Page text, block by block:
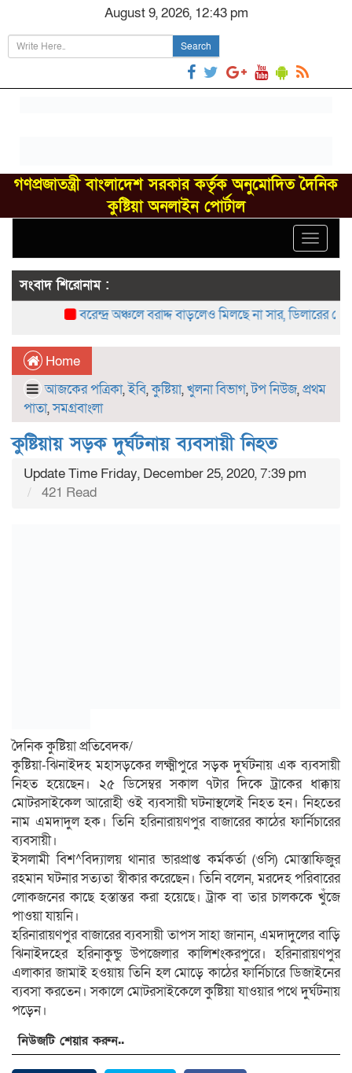
August 9, 2026, 12:43 pm
Search
গণপ্রজাতন্ত্রী বাংলাদেশ সরকার কর্তৃক অনুমোদিত দৈনিক
কুষ্টিয়া অনলাইন পোর্টাল
Toggle
সংবাদ শিরোনাম :
বরেন্দ্র অঞ্চলে বরাদ্দ বাড়লেও মিলছে না সার, ডিলারের
Home
আজকের পত্রিকা,ইবি,কুষ্টিয়া,খুলনা বিভাগ,টপ নিউজ,প্রথম
পাতা,সমগ্রবাংলা
কুষ্টিয়ায় সড়ক দুর্ঘটনায় ব্যবসায়ী নিহত
Update Time Friday, December 25, 2020, 7:39 pm
421 Read
দৈনিক কুষ্টিয়া প্রতিবেদক/
কুষ্টিয়া-ঝিনাইদহ মহাসড়কের লক্ষ্মীপুরে সড়ক দুর্ঘটনায় এক ব্যবসায়ী
নিহত হয়েছেন। ২৫ ডিসেম্বর সকাল ৭টার দিকে ট্রাকের ধাক্কায়
মোটরসাইকেল আরোহী ওই ব্যবসায়ী ঘটনাস্থলেই নিহত হন। নিহতের
নাম এমদাদুল হক। তিনি হরিনারায়ণপুর বাজারের কাঠের ফার্নিচারের
ব্যবসায়ী।
ইসলামী বিশ^বিদ্যালয় থানার ভারপ্রাপ্ত কর্মকর্তা (ওসি) মোস্তাফিজুর
রহমান ঘটনার সত্যতা স্বীকার করেছেন। তিনি বলেন, মরদেহ পরিবারের
লোকজনের কাছে হস্তান্তর করা হয়েছে। ট্রাক বা তার চালককে খুঁজে
পাওয়া যায়নি।
হরিনারায়ণপুর বাজারের ব্যবসায়ী তাপস সাহা জানান, এমদাদুলের বাড়ি
ঝিনাইদহের হরিনাকুন্ডু উপজেলার কালিশংকরপুরে। হরিনারায়ণপুর
এলাকার জামাই হওয়ায় তিনি হল মোড়ে কাঠের ফার্নিচারে ডিজাইনের
ব্যবসা করতেন। সকালে মোটরসাইকেলে কুষ্টিয়া যাওয়ার পথে দুর্ঘটনায়
পড়েন।
নিউজটি শেয়ার করুন..